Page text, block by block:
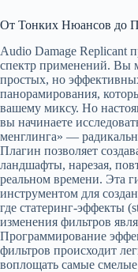
От Тонких Нюансов до
Audio Damage Replicant
спектр применений. Вы
простых, но
панорамирования,
вашему миксу. Но
вы начинаете
менглинга» —
Плагин позволяет
ландшафты, нарезая,
реальном времени. Эта
инструментом для
где статеринг-эффекты
изменения фильтров
Программирование
фильтров происходит
воплощать самые